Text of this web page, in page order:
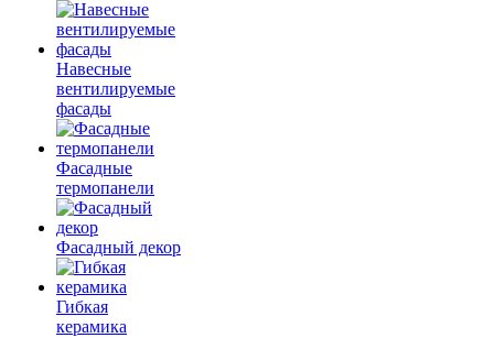
Навесные
вентилируемые
фасады
Фасадные
термопанели
Фасадный декор
Гибкая
керамика